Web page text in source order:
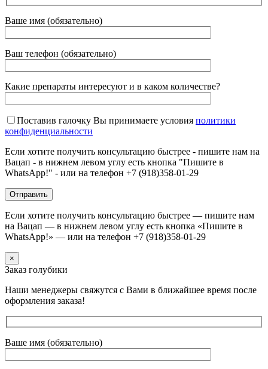
Ваше имя (обязательно)
Ваш телефон (обязательно)
Какие препараты интересуют и в каком количестве?
Поставив галочку Вы принимаете условия политики
конфиденциальности
Если хотите получить консультацию быстрее - пишите нам на
Вацап - в нижнем левом углу есть кнопка "Пишите в
WhatsApp!" - или на телефон +7 (918)358-01-29
Если хотите получить консультацию быстрее — пишите нам
на Вацап — в нижнем левом углу есть кнопка «Пишите в
WhatsApp!» — или на телефон +7 (918)358-01-29
×
Заказ голубики
Наши менеджеры свяжутся с Вами в ближайшее время после
оформления заказа!
Ваше имя (обязательно)